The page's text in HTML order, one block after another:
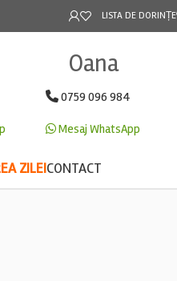
LISTA DE DORINȚE
Oana
0759 096 984
Mesaj WhatsApp
ZILEICONTACT